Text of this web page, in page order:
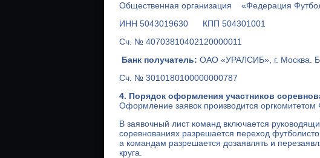
Общественная организация «Федерация
ИНН 5043019630 КПП 504301001
Сч. № 40703810402120000011
Банк получатель: ОАО «УРАЛСИБ», г.
Сч. № 3010180100000000787
4. Порядок оформления участников
Оформление заявок производится
В заявочный лист команд включается
соревнованиях разрешается переход
а командам разрешается дозаявлять и
круга.